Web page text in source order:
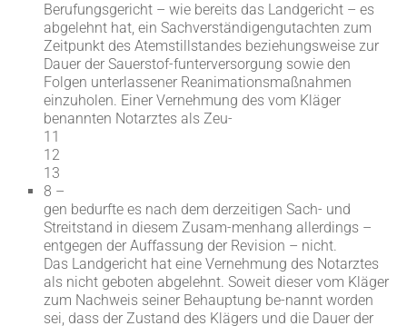
Berufungsgericht – wie bereits das Landgericht – es
abgelehnt hat, ein Sachverständigengutachten zum
Zeitpunkt des Atemstillstandes beziehungsweise zur
Dauer der Sauerstof-funterversorgung sowie den
Folgen unterlassener Reanimationsmaßnahmen
einzuholen. Einer Vernehmung des vom Kläger
benannten Notarztes als Zeu-
11
12
13
8 –
gen bedurfte es nach dem derzeitigen Sach- und
Streitstand in diesem Zusam-menhang allerdings –
entgegen der Auffassung der Revision – nicht.
Das Landgericht hat eine Vernehmung des Notarztes
als nicht geboten abgelehnt. Soweit dieser vom Kläger
zum Nachweis seiner Behauptung be-nannt worden
sei, dass der Zustand des Klägers und die Dauer der